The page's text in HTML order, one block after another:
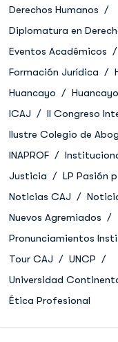
Derechos Humanos
Diplomatura en
Eventos Académicos
Formación Jurídica
Huancayo
ICAJ
II Congreso
Ilustre Colegio de
INAPROF
Justicia
LP Pasión
Noticias CAJ
Nuevos Agremiados
Pronunciamientos
Tour CAJ
UNCP
Universidad
Ética Profesional